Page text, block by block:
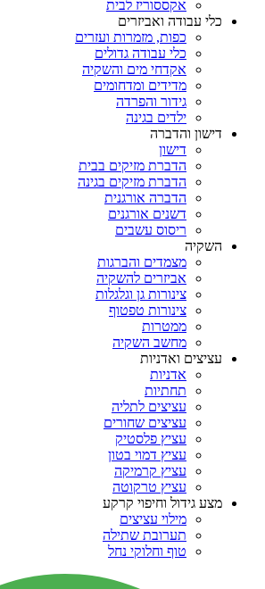
אקססוריז לבית
כלי עבודה ואביזרים
כפות, מזמרות ועזרים
כלי עבודה גדולים
אקדחי מים והשקיה
מדידים ומדחומים
גידור והפרדה
ילדים בגינה
דישון והדברה
דישון
הדברת מזיקים בבית
הדברת מזיקים בגינה
הדברה אורגנית
דשנים אורגנים
ריסוס עשבים
השקיה
מצמדים והברגות
אביזרים להשקיה
צינורות גן וגלגלות
צינורות טפטוף
ממטרות
מחשב השקיה
עציצים ואדניות
אדניות
תחתיות
עציצים לתליה
עציצים שחורים
עציץ פלסטיק
עציץ דמוי בטון
עציץ קרמיקה
עציץ טרקוטה
מצע גידול וחיפוי קרקע
מילוי עציצים
תערובת שתילה
טוף וחלוקי נחל